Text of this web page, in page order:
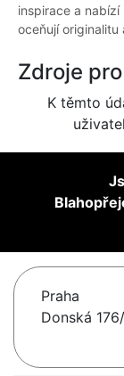
inspirace a
oceňují originalitu
Zdroje
K těmto
Praha
Donská